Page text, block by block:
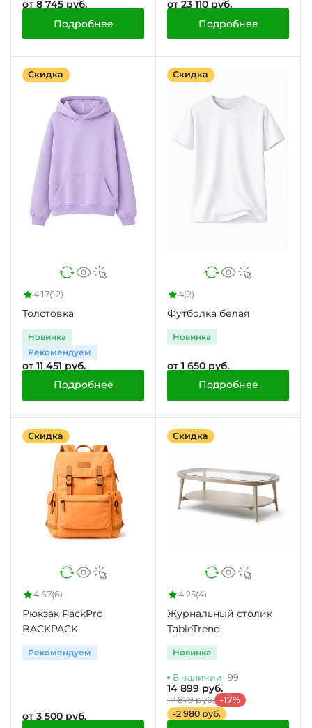
от 8 745 руб.
Подробнее
от 23 110 руб.
Подробнее
Скидка
4.17(12)
Толстовка
Новинка
Рекомендуем
от 11 451 руб.
Подробнее
Скидка
4(2)
Футболка белая
Новинка
от 1 650 руб.
Подробнее
Скидка
4.67(6)
Рюкзак PackPro
BACKPACK
Рекомендуем
от 3 500 руб.
Скидка
4.25(4)
Журнальный столик
TableTrend
Новинка
В наличии 99
14 899 руб.
17 879 руб. -17%
-2 980 руб.